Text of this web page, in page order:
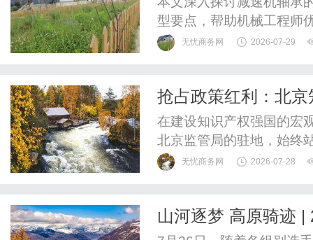
型要点，帮助机械工程师
无忧商务网 2026-07-29
抢占政策红利：北
资产”
在建设知识产权强国的宏
北京监管局的驻地，始终
产权登记”的试点推行，到
低。许多企业手握专利、
无忧商务网 2026-07-28
山河逐梦 高原骑迹 |